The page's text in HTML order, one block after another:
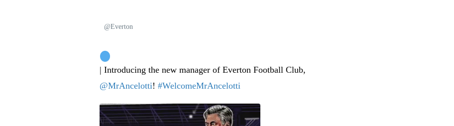
✔
@Everton
| Introducing the new manager of Everton Football Club,
@MrAncelotti! #WelcomeMrAncelotti